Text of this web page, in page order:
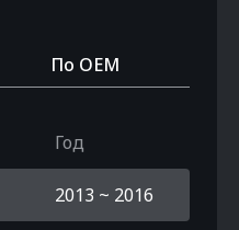
По OEM
Год
2013 ~ 2016